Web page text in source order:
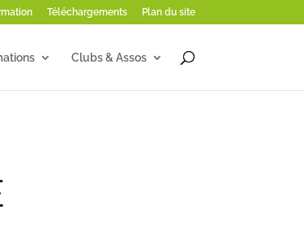
Téléchargements Plan du site
Clubs & Assos